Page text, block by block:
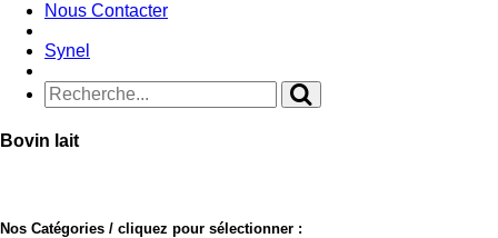
Nous Contacter
Synel
Bovin lait
Nos Catégories / cliquez pour sélectionner :